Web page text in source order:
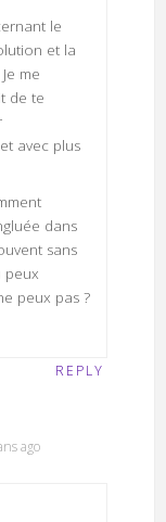
le
et la
me
de te
avec plus
dans
sans
peux
peux pas ?
REPLY
ago